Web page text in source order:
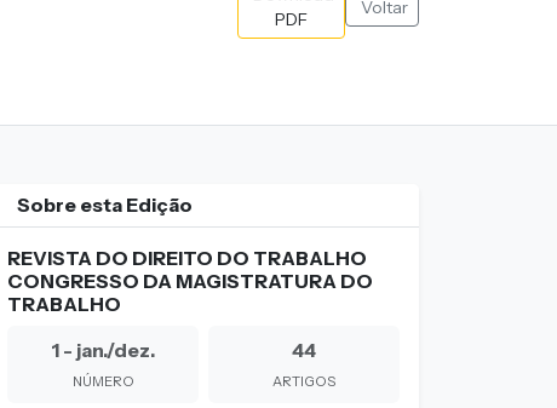
PDF
Voltar
Sobre esta Edição
REVISTA DO DIREITO DO TRABALHO
CONGRESSO DA MAGISTRATURA DO
TRABALHO
1 - jan./dez.
NÚMERO
44
ARTIGOS